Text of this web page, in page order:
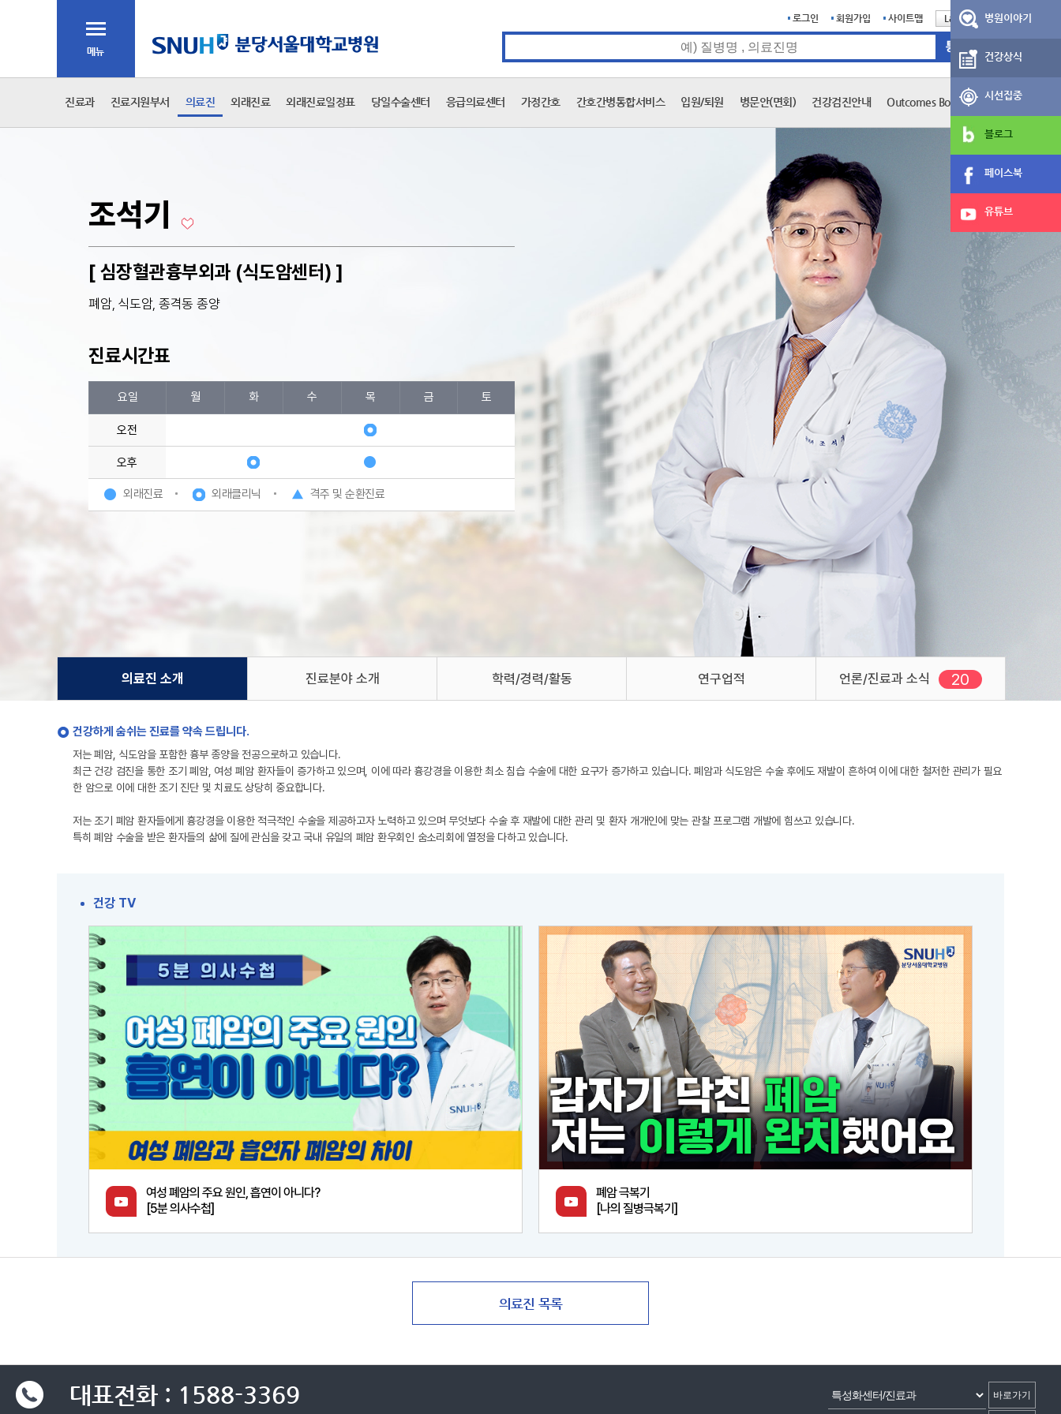
로그인 회원가입 사이트맵
Language
진료과 진료지원부서 의료진 외래진료 외래진료일정표 당일수술센터 응급의료센터 가정간호 간호간병통합서비스 입원/퇴원 병문안(면회) 건강검진안내 Outcomes Book
조석기
[ 심장혈관흉부외과 (식도암센터) ]
폐암, 식도암, 종격동 종양
진료시간표
요일 월 화 수 목 금 토
오전
오후
외래진료 외래클리닉 격주 및 순환진료
의료진 소개 진료분야 소개 학력/경력/활동 연구업적 언론/진료과 소식 20
건강하게 숨쉬는 진료를 약속 드립니다.
저는 폐암, 식도암을 포함한 흉부 종양을 전공으로하고 있습니다.
최근 건강 검진을 통한 조기 폐암, 여성 폐암 환자들이 증가하고 있으며, 이에 따라 흉강경을 이용한 최소 침습 수술에 대한 요구가 증가하고 있습니다. 폐암과 식도암은 수술 후에도 재발이 흔하여 이에 대한 철저한 관리가 필요
한 암으로 이에 대한 조기 진단 및 치료도 상당히 중요합니다.
저는 조기 폐암 환자들에게 흉강경을 이용한 적극적인 수술을 제공하고자 노력하고 있으며 무엇보다 수술 후 재발에 대한 관리 및 환자 개개인에 맞는 관찰 프로그램 개발에 힘쓰고 있습니다.
특히 폐암 수술을 받은 환자들의 삶에 질에 관심을 갖고 국내 유일의 폐암 환우회인 숨소리회에 열정을 다하고 있습니다.
건강 TV
여성 폐암의 주요 원인, 흡연이 아니다?
[5분 의사수첩]
폐암 극복기
[나의 질병극복기]
병원이야기
건강상식
시선집중
블로그
페이스북
유튜브
대표전화 : 1588-3369